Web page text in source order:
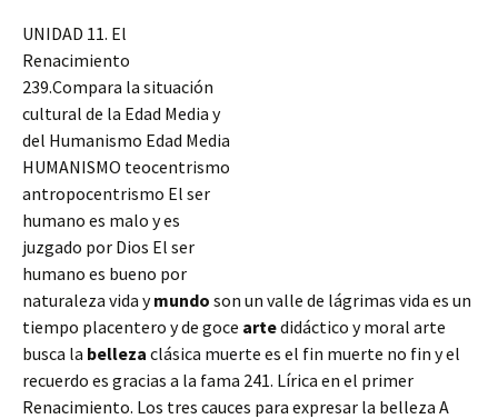
UNIDAD 11. El
Renacimiento
239.Compara la situación
cultural de la Edad Media y
del Humanismo Edad Media
HUMANISMO teocentrismo
antropocentrismo El ser
humano es malo y es
juzgado por Dios El ser
humano es bueno por
naturaleza vida ymundo son un valle de lágrimas vida es un
tiempo placentero y de goce artedidáctico y moral arte
busca la belleza clásica muerte es el fin muerte no fin y el
recuerdo es gracias a la fama 241. Lírica en el primer
Renacimiento. Los tres cauces para expresar la belleza A